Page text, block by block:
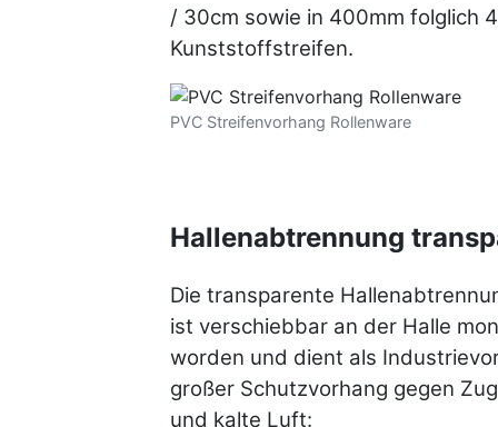
/ 30cm sowie in 400mm folglich
Kunststoffstreifen.
PVC Streifenvorhang Rollenware
Hallenabtrennung
Die transparente
ist verschiebbar an der Halle
worden und dient als
großer Schutzvorhang gegen
und kalte Luft: